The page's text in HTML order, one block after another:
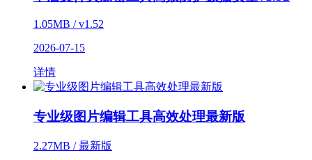
1.05MB / v1.52
2026-07-15
详情
专业级图片编辑工具高效处理最新版
2.27MB / 最新版